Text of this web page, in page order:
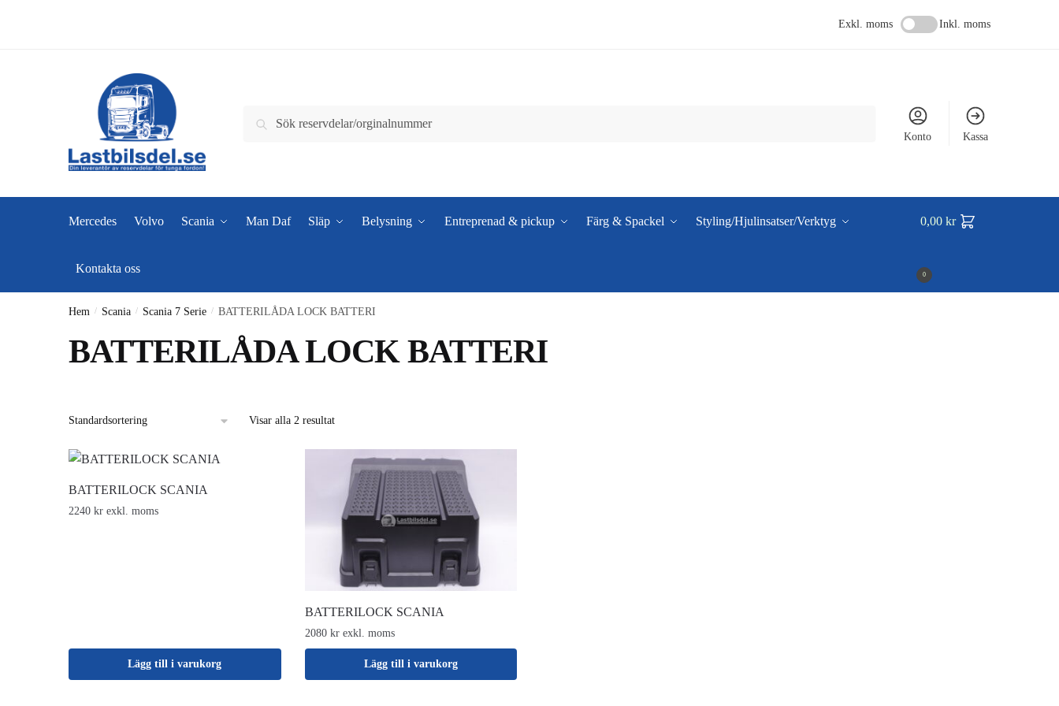
Exkl. moms Inkl. moms
Sök
Konto Kassa
Mercedes Volvo Scania Man Daf Släp Belysning Entreprenad & pickup Färg & Spackel Styling/Hjulinsatser/Verktyg
Kontakta oss
0,00 kr
0
Hem / Scania / Scania 7 Serie / BATTERILÅDA LOCK BATTERI
BATTERILÅDA LOCK BATTERI
Visar alla 2 resultat
BATTERILOCK SCANIA
2240 kr exkl. moms
Lägg till i varukorg
BATTERILOCK SCANIA
2080 kr exkl. moms
Lägg till i varukorg